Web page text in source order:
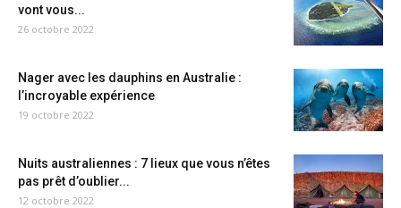
vont vous...
26 octobre 2022
Nager avec les dauphins en Australie :
l’incroyable expérience
19 octobre 2022
Nuits australiennes : 7 lieux que vous n’êtes
pas prêt d’oublier...
12 octobre 2022